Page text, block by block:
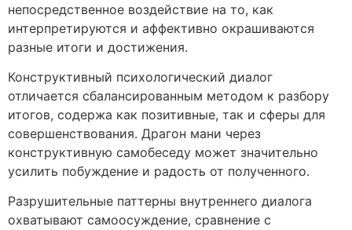
непосредственное воздействие на то, как
интерпретируются и аффективно окрашиваются
разные итоги и достижения.
Конструктивный психологический диалог
отличается сбалансированным методом к разбору
итогов, содержа как позитивные, так и сферы для
совершенствования. Драгон мани через
конструктивную самобеседу может значительно
усилить побуждение и радость от полученного.
Разрушительные паттерны внутреннего диалога
охватывают самоосуждение, сравнение с